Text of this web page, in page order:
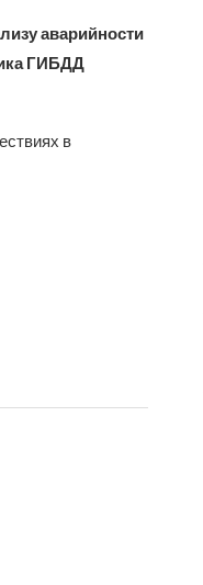
аварийности
ГИБДД
в